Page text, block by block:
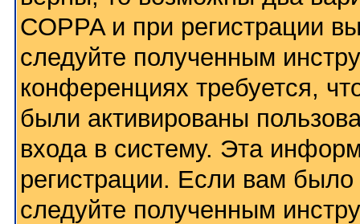
COPPA и при регистрации
следуйте полученным
конференциях требуется,
были активированы
входа в систему. Эта
регистрации. Если вам
следуйте полученным